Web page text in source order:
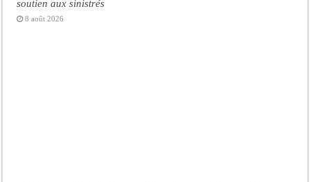
soutien aux sinistrés
8 août 2026